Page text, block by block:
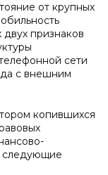
от крупных
признаков
сети
с внешним
копившихся
следующие